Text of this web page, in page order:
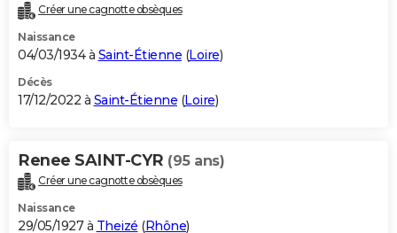
Créer une cagnotte obsèques
Naissance
04/03/1934 à Saint-Étienne (Loire)
Décès
17/12/2022 à Saint-Étienne (Loire)
Renee SAINT-CYR (95 ans)
Créer une cagnotte obsèques
Naissance
29/05/1927 à Theizé (Rhône)